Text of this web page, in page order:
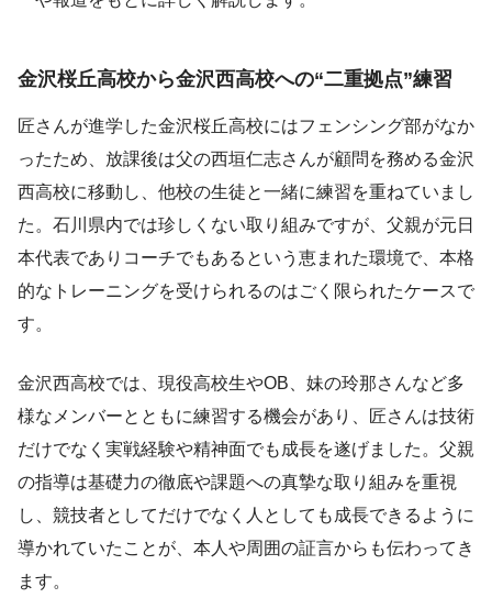
金沢桜丘高校から金沢西高校への“二重拠点”練習
匠さんが進学した金沢桜丘高校にはフェンシング部がなか
ったため、放課後は父の西垣仁志さんが顧問を務める金沢
西高校に移動し、他校の生徒と一緒に練習を重ねていまし
た。石川県内では珍しくない取り組みですが、父親が元日
本代表でありコーチでもあるという恵まれた環境で、本格
的なトレーニングを受けられるのはごく限られたケースで
す。
金沢西高校では、現役高校生やOB、妹の玲那さんなど多
様なメンバーとともに練習する機会があり、匠さんは技術
だけでなく実戦経験や精神面でも成長を遂げました。父親
の指導は基礎力の徹底や課題への真摯な取り組みを重視
し、競技者としてだけでなく人としても成長できるように
導かれていたことが、本人や周囲の証言からも伝わってき
ます。